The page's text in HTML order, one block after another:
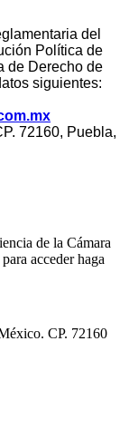
del
Política de
de Derecho de
siguientes:
72160, Puebla,
de la Cámara
acceder haga
CP. 72160